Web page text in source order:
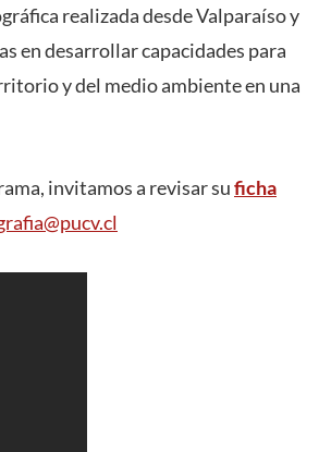
realizada desde Valparaíso y
en desarrollar capacidades para
y del medio ambiente en una
invitamos a revisar suficha